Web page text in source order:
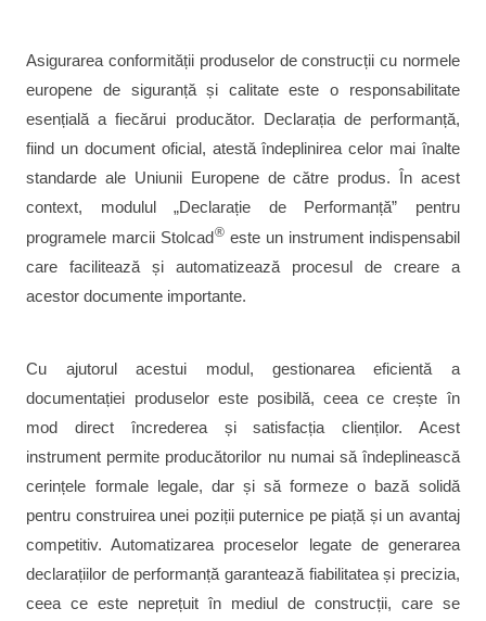
Asigurarea conformității produselor de construcții cu normele
europene de siguranță și calitate este o responsabilitate
esențială a fiecărui producător. Declarația de performanță,
fiind un document oficial, atestă îndeplinirea celor mai înalte
standarde ale Uniunii Europene de către produs. În acest
context, modulul „Declarație de Performanță” pentru
programele marcii Stolcad®este un instrument indispensabil
care facilitează și automatizează procesul de creare a
acestor documente importante.
Cu ajutorul acestui modul, gestionarea eficientă a
documentației produselor este posibilă, ceea ce crește în
mod direct încrederea și satisfacția clienților. Acest
instrument permite producătorilor nu numai să îndeplinească
cerințele formale legale, dar și să formeze o bază solidă
pentru construirea unei poziții puternice pe piață și un avantaj
competitiv. Automatizarea proceselor legate de generarea
declarațiilor de performanță garantează fiabilitatea și precizia,
ceea ce este neprețuit în mediul de construcții, care se